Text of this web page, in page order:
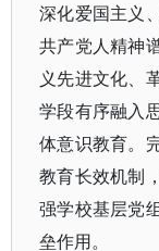
深化爱国主义
共产党人精神
义先进文化、
学段有序融入
体意识教育。
教育长效机制
强学校基层党
垒作用。